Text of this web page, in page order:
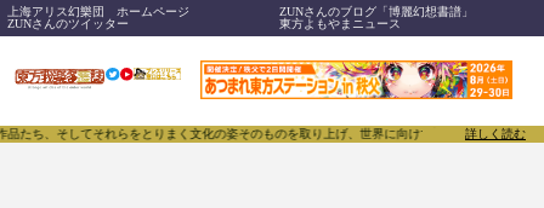
上海アリス幻樂団 ホームページ
ZUNさんのブログ「博麗幻想書譜」
ZUNさんのツイッター
東方よもやまニュース
、そしてそれらをとりまく文化の姿そのものを取り上げ、世界に向けて誇らしく発信する
詳しく読む